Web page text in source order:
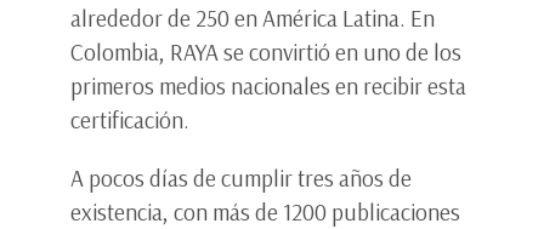
alrededor de 250 en América Latina. En
Colombia, RAYA se convirtió en uno de los
primeros medios nacionales en recibir esta
certificación.
A pocos días de cumplir tres años de
existencia, con más de 1200 publicaciones